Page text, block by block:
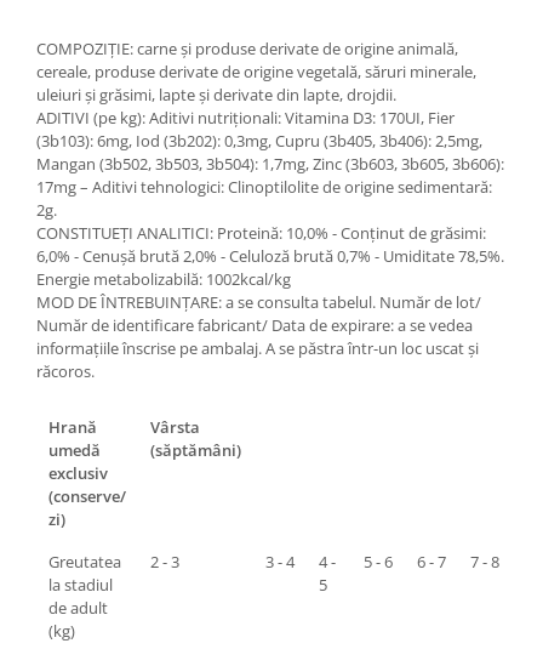
COMPOZIȚIE: carne și produse derivate de origine animală,
cereale, produse derivate de origine vegetală, săruri minerale,
uleiuri și grăsimi, lapte și derivate din lapte, drojdii.
ADITIVI (pe kg): Aditivi nutriționali: Vitamina D3: 170UI, Fier
(3b103): 6mg, Iod (3b202): 0,3mg, Cupru (3b405, 3b406): 2,5mg,
Mangan (3b502, 3b503, 3b504): 1,7mg, Zinc (3b603, 3b605, 3b606):
17mg – Aditivi tehnologici: Clinoptilolite de origine sedimentară:
2g.
CONSTITUEȚI ANALITICI: Proteină: 10,0% - Conținut de grăsimi:
6,0% - Cenușă brută 2,0% - Celuloză brută 0,7% - Umiditate 78,5%.
Energie metabolizabilă: 1002kcal/kg
MOD DE ÎNTREBUINȚARE: a se consulta tabelul. Număr de lot/
Număr de identificare fabricant/ Data de expirare: a se vedea
informațiile înscrise pe ambalaj. A se păstra într-un loc uscat și
răcoros.
Hrană
umedă
exclusiv
(conserve/
zi)
Vârsta
(săptămâni)
Greutatea
la stadiul
de adult
(kg)
2 - 3 3 - 4
4 -
5
5 - 6 6 - 7 7 - 8